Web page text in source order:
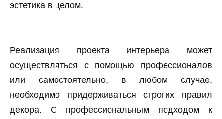
эстетика в целом.
Реализация проекта интерьера может
осуществляться с помощью профессионалов
или самостоятельно, в любом случае,
необходимо придерживаться строгих правил
декора. С профессиональным подходом к